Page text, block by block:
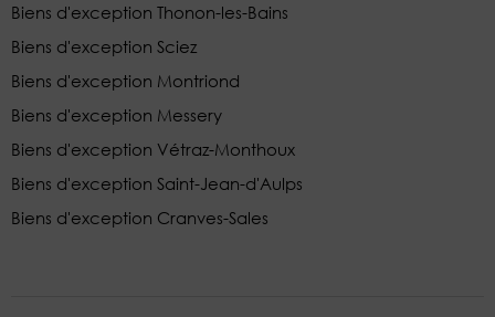
Biens d'exception Thonon-les-Bains
Biens d'exception Sciez
Biens d'exception Montriond
Biens d'exception Messery
Biens d'exception Vétraz-Monthoux
Biens d'exception Saint-Jean-d'Aulps
Biens d'exception Cranves-Sales